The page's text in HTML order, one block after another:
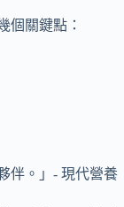
個關鍵點：
伴。」- 現代營養